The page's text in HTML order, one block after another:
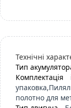
Технічні
Тип
Комплектація
полотно для